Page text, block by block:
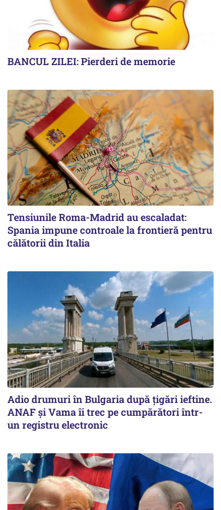
BANCUL ZILEI: Pierderi de memorie
Tensiunile Roma-Madrid au escaladat:
Spania impune controale la frontieră pentru
călătorii din Italia
Adio drumuri în Bulgaria după țigări ieftine.
ANAF și Vama îi trec pe cumpărători într-
un registru electronic